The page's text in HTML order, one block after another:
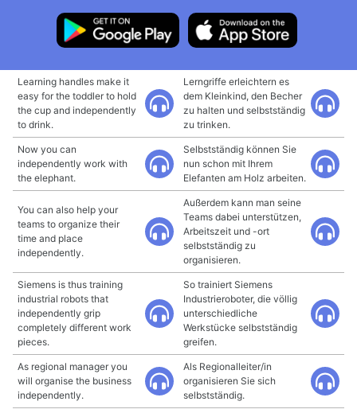
Learning handles make it
easy for the toddler to hold
the cup and independently
to drink.
Lerngriffe erleichtern es
dem Kleinkind, den Becher
zu halten und selbstständig
zu trinken.
Now you can
independently work with
the elephant.
Selbstständig können Sie
nun schon mit Ihrem
Elefanten am Holz arbeiten.
You can also help your
teams to organize their
time and place
independently.
Außerdem kann man seine
Teams dabei unterstützen,
Arbeitszeit und -ort
selbstständig zu
organisieren.
Siemens is thus training
industrial robots that
independently grip
completely different work
pieces.
So trainiert Siemens
Industrieroboter, die völlig
unterschiedliche
Werkstücke selbstständig
greifen.
As regional manager you
will organise the business
independently.
Als Regionalleiter/in
organisieren Sie sich
selbstständig.